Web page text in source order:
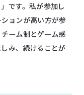
です。私が参加し
ョンが高い方が参
ーム制とゲーム感
み、続けることが